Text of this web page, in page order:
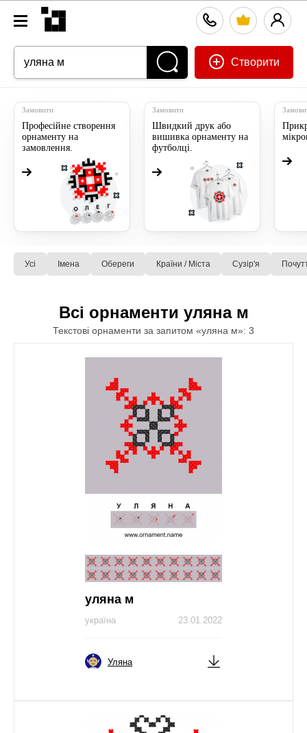
Створити
Замовити
Професійне створення
орнаменту на
замовлення.
Замовити
Швидкий друк або
вишивка орнаменту на
футболці.
Усі Імена Обереги Країни / Міста Сузiр'я
Всі орнаменти уляна м
Текстові орнаменти за запитом «уляна м»: 3
уляна м
23.01.2022
україна
Уляна